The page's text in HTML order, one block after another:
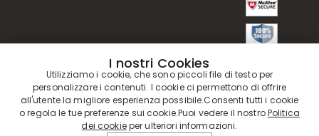
I nostri Cookies
Utilizziamo i cookie, che sono piccoli file di testo per
personalizzare i contenuti. I cookie ci permettono di offrire
all'utente la migliore esperienza possibile.Consenti tutti i cookie
o regola le tue preferenze sui cookie.Puoi vedere il nostroPolitica
dei cookieper ulteriori informazioni.